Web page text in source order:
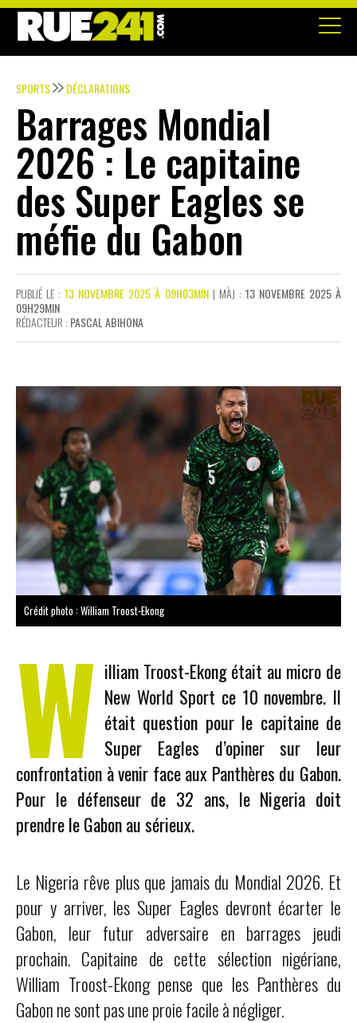
SPORTS DÉCLARATIONS
Barrages Mondial
2026 : Le capitaine
des Super Eagles se
méfie du Gabon
PUBLIÉ LE :13 NOVEMBRE 2025 À 09H03MIN| MÀJ : 13 NOVEMBRE 2025 À
09H29MIN
RÉDACTEUR : PASCAL ABIHONA
Crédit photo : William Troost-Ekong
W illiam Troost-Ekong était au micro de
New World Sport ce 10 novembre. Il
était question pour le capitaine de
Super Eagles d’opiner sur leur
confrontation à venir face aux Panthères du Gabon.
Pour le défenseur de 32 ans, le Nigeria doit
prendre le Gabon au sérieux.
Le Nigeria rêve plus que jamais du Mondial 2026. Et
pour y arriver, les Super Eagles devront écarter le
Gabon, leur futur adversaire en barrages jeudi
prochain. Capitaine de cette sélection nigériane,
William Troost-Ekong pense que les Panthères du
Gabon ne sont pas une proie facile à négliger.